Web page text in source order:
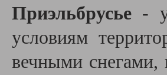
Приэльбрусье -
условиям
вечными снегами,